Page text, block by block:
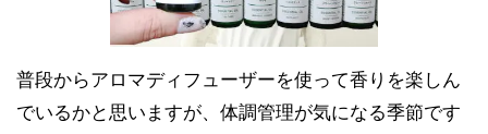
普段からアロマディフューザーを使って香りを楽しん
でいるかと思いますが、体調管理が気になる季節です